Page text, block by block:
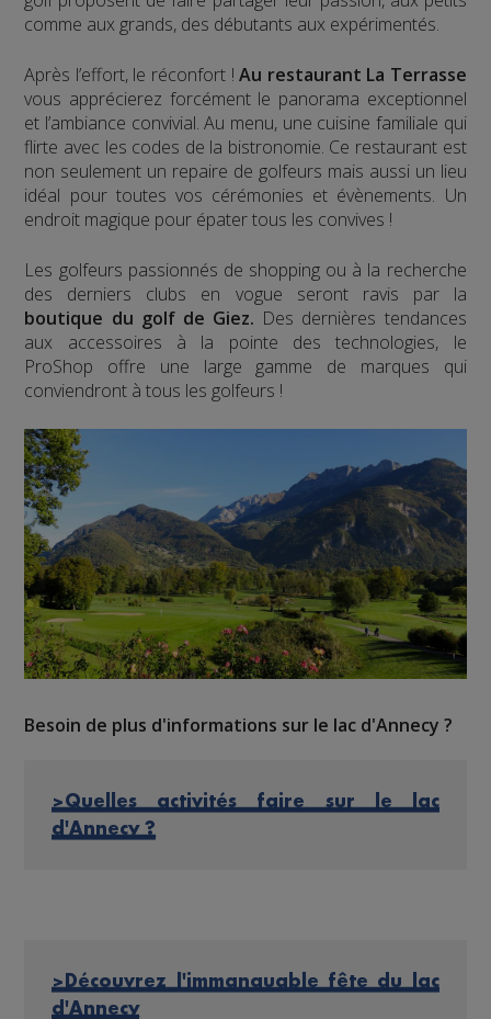
comme aux grands, des débutants aux expérimentés.
Après l’effort, le réconfort !Au restaurant La Terrasse
vous apprécierez forcément le panorama exceptionnel
et l’ambiance convivial. Au menu, une cuisine familiale qui
flirte avec les codes de la bistronomie. Ce restaurant est
non seulement un repaire de golfeurs mais aussi un lieu
idéal pour toutes vos cérémonies et évènements. Un
endroit magique pour épater tous les convives !
Les golfeurs passionnés de shopping ou à la recherche
des derniers clubs en vogue seront ravis par la
boutique du golf de Giez. Des dernières tendances
aux accessoires à la pointe des technologies, le
ProShop offre une large gamme de marques qui
conviendront à tous les golfeurs !
Besoin de plus d'informations sur le lac d'Annecy ?
>Quelles activités faire sur le lac
d'Annecy ?
>Découvrez l'immanquable fête du lac
d'Annecy